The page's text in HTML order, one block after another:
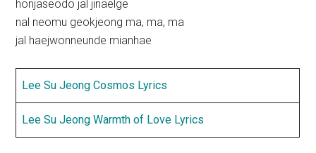
honjaseodo jal jinaelge
nal neomu geokjeong ma, ma, ma
jal haejwonneunde mianhae
Lee Su Jeong Cosmos Lyrics
Lee Su Jeong Warmth of Love Lyrics